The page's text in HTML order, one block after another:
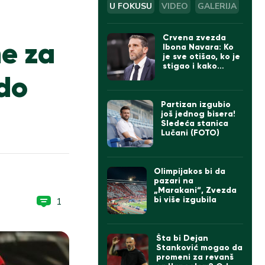
za
1
U FOKUSU VIDEO GALERIJA
Crvena zvezda
Ibona Navara: Ko
je sve otišao, ko je
stigao i kako
Partizan izgubio
još jednog bisera!
Sledeća stanica
Lučani (FOTO)
Olimpijakos bi da
pazari na
„Marakani“, Zvezda
bi više izgubila
Šta bi Dejan
Stanković mogao da
promeni za revanš